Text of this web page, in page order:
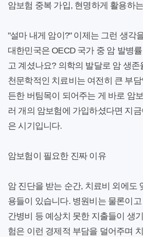
암보험 중복 가입, 현명하게 활용하
"설마 내게 암이?" 이제는 그런 생각
대한민국은 OECD 국가 중 암 발병
고 계셨나요? 의학의 발달로 암 생존
천문학적인 치료비는 여전히 큰 부
든한 버팀목이 되어주는 게 바로 암
러 개의 암보험에 가입하셨다면 지
은 시기입니다.
암보험이 필요한 진짜 이유
암 진단을 받는 순간, 치료비 외에도
용들이 있습니다. 병원비는 물론이
간병비 등 예상치 못한 지출들이 생
험은 이런 경제적 부담을 덜어주며